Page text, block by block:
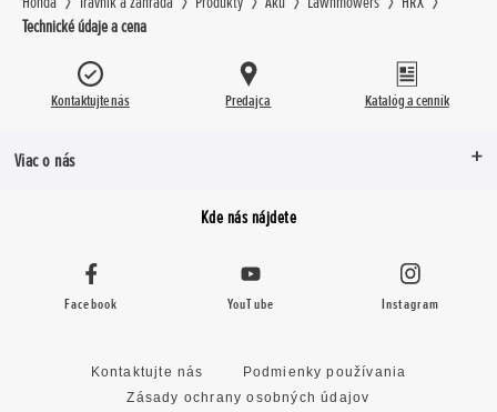
Technické údaje a cena
Kontaktujte nás Predajca Katalóg a cenník
Viac o nás
Kde nás nájdete
Facebook YouTube Instagram
Kontaktujte nás
Podmienky používania
Zásady ochrany osobných údajov